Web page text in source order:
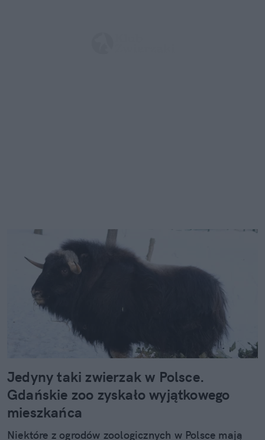
Jedyny taki zwierzak w Polsce.
Gdańskie zoo zyskało wyjątkowego
mieszkańca
Niektóre z ogrodów zoologicznych w Polsce mają